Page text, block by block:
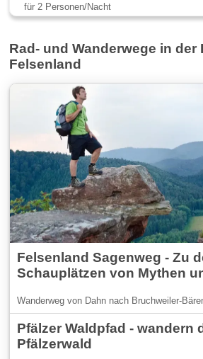
für 2 Personen/Nacht
Rad- und Wanderwege in der
Felsenland
Felsenland Sagenweg - Zu
Schauplätzen von Mythen
Wanderweg von Dahn nach Bruchweiler-
Pfälzer Waldpfad - wandern
Pfälzerwald